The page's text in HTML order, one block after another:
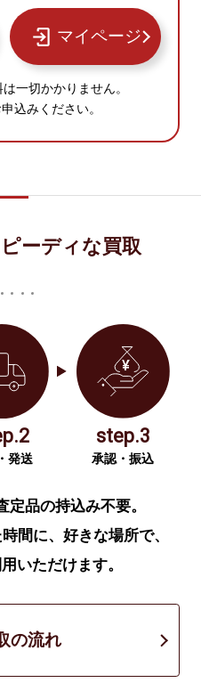
マイページ
一切かかりません。
込みください。
ーディな買取
発送
step.3
承認・振込
品の持込み不要。
間に、好きな場所で、
いただけます。
の流れ